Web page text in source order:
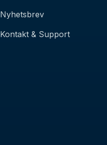
Nyhetsbrev
Kontakt & Support